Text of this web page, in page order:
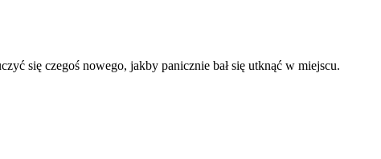
się czegoś nowego, jakby panicznie bał się utknąć w miejscu.